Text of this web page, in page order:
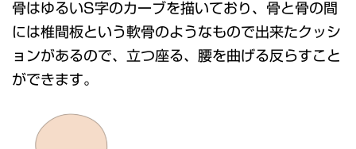
骨はゆるいS字のカーブを描いており、骨と骨の間
には椎間板という軟骨のようなもので出来たクッシ
ョンがあるので、立つ座る、腰を曲げる反らすこと
ができます。